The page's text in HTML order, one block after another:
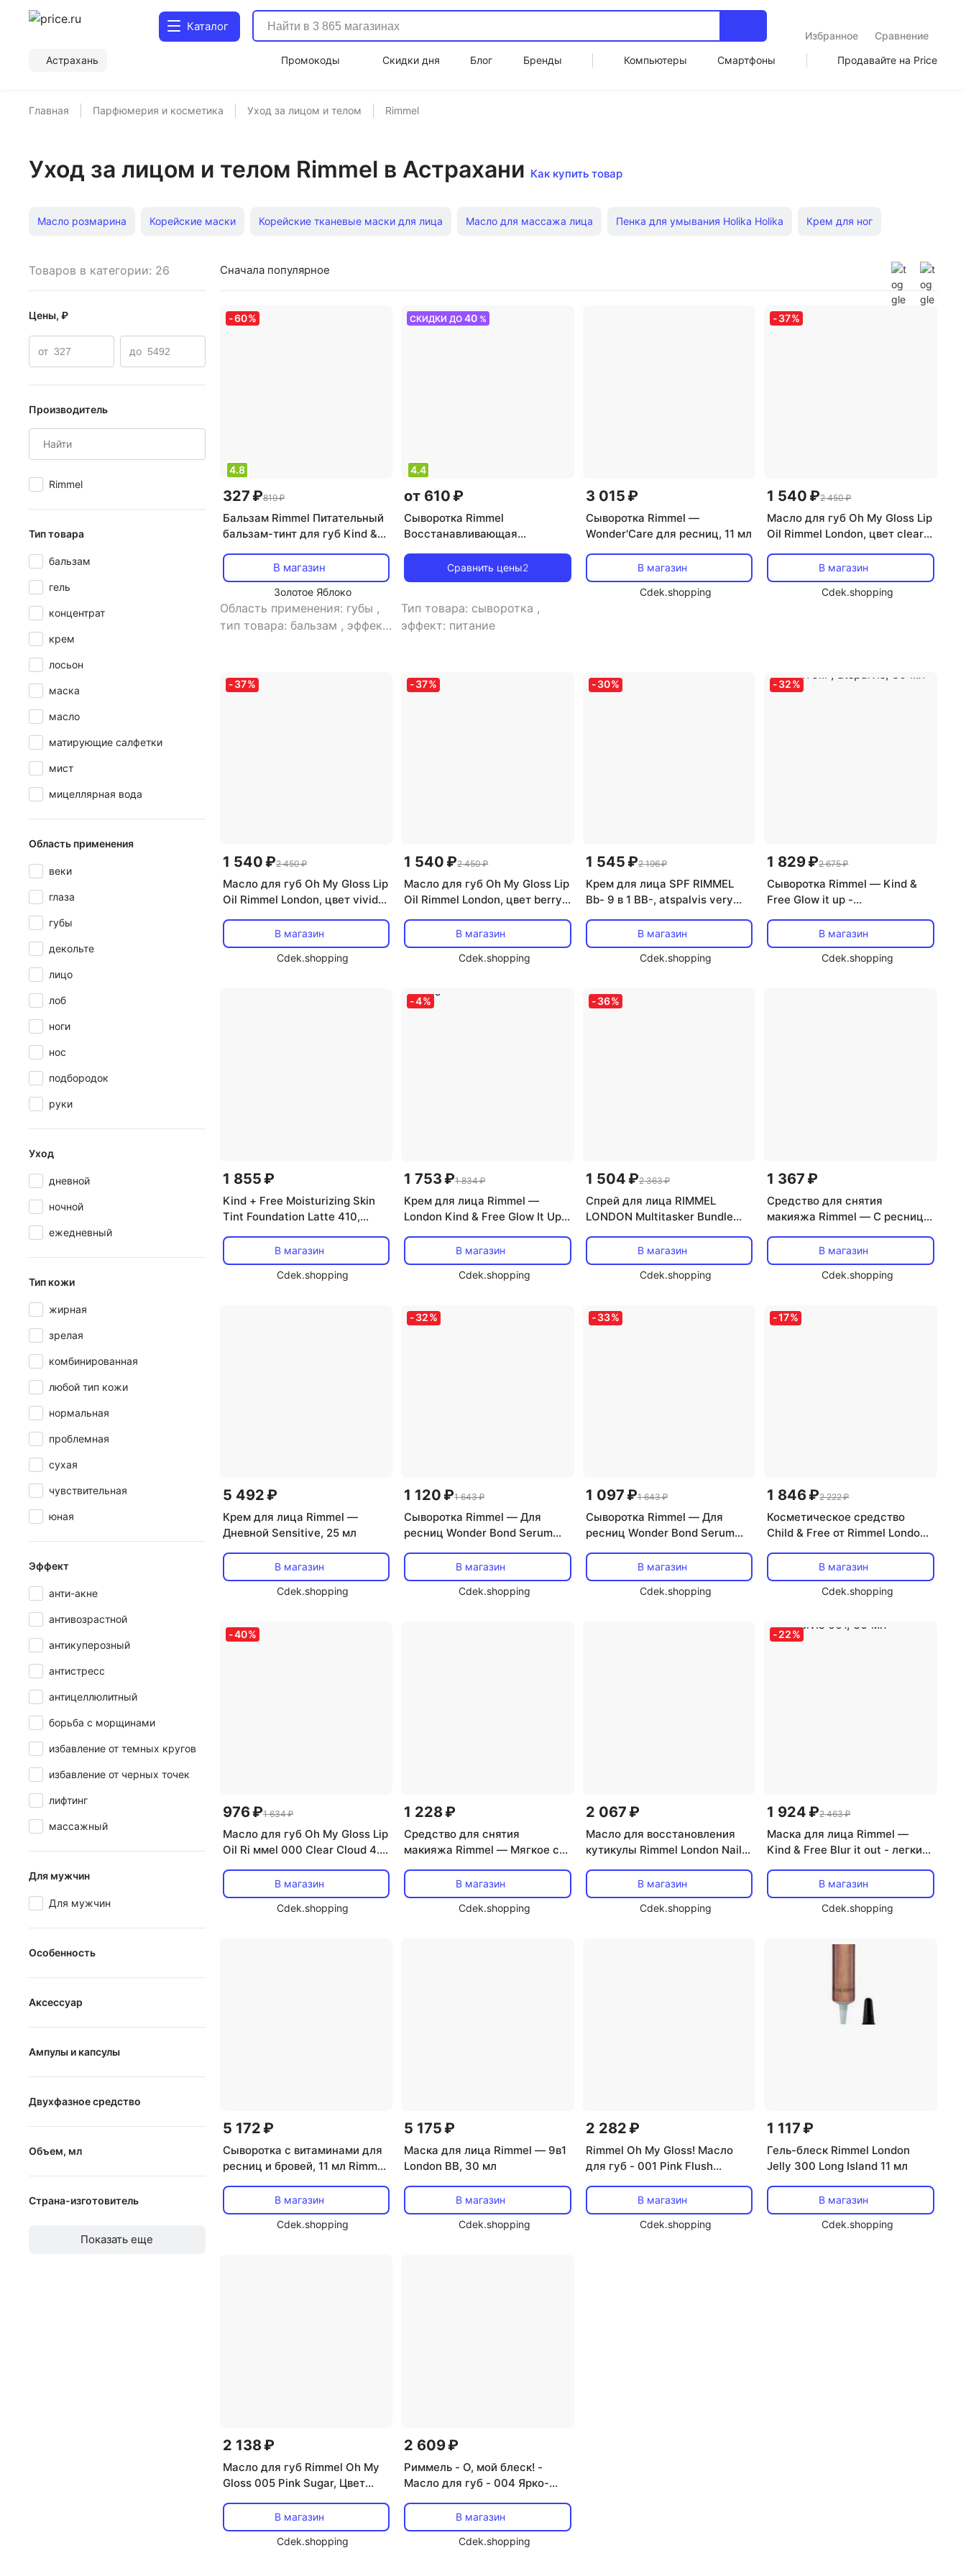
Каталог
Избранное
Сравнение
Астрахань
Промокоды Скидки дня Блог Бренды Компьютеры Смартфоны Продавайте на Price
Главная Парфюмерия и косметика Уход за лицом и телом Rimmel
Уход за лицом и телом Rimmel в Астрахани Как купить товар
Масло розмарина Корейские маски Корейские тканевые маски для лица Масло для массажа лица Пенка для умывания Holika Holika Крем для ног
Амарантовое масло Бальзам для тела Скраб для губ Пихтовое масло Масло для бровей Крем под глаза Гель для глаз Скрабы для тела
Товаров в категории: 26
Цены, ₽
от до
Производитель
Rimmel
Тип товара
бальзам
гель
концентрат
крем
лосьон
маска
масло
матирующие салфетки
мист
мицеллярная вода
Область применения
веки
глаза
губы
декольте
лицо
лоб
ноги
нос
подбородок
руки
Уход
дневной
ночной
ежедневный
Тип кожи
жирная
зрелая
комбинированная
любой тип кожи
нормальная
проблемная
сухая
чувствительная
юная
Эффект
анти-акне
антивозрастной
антикуперозный
антистресс
антицеллюлитный
борьба с морщинами
избавление от темных кругов
избавление от черных точек
лифтинг
массажный
Для мужчин
Для мужчин
Особенность
аптечная косметика
без аммиака
без минеральных масел
без отдушек
без спирта
без фтора
Аксессуар
спонж
щетка
кисть
чаша
Ампулы и капсулы
Ампулы и капсулы
Двухфазное средство
Двухфазное средство
Объем, мл
Страна-изготовитель
Показать еще
Сначала популярное
-60%
4.8
327 ₽819 ₽
Бальзам Rimmel Питательный
бальзам-тинт для губ Kind &
В магазин
Золотое Яблоко
Область применения: губы ,
тип товара: бальзам , эффект:
СКИДКИ ДО40 %
4.4
от 610 ₽
Сыворотка Rimmel
Восстанавливающая
бровей WONDER' SERUM 11 мл
Сравнить цены2
Тип товара: сыворотка ,
эффект: питание
3 015 ₽
Сыворотка Rimmel —
Wonder'Care для ресниц, 11 мл
В магазин
Cdek.shopping
-37%
1 540 ₽2 450 ₽
Масло для губ Oh My Gloss Lip
Oil Rimmel London, цвет clear
В магазин
Cdek.shopping
-37%
1 540 ₽2 450 ₽
Масло для губ Oh My Gloss Lip
Oil Rimmel London, цвет vivid
В магазин
Cdek.shopping
-37%
1 540 ₽2 450 ₽
Масло для губ Oh My Gloss Lip
Oil Rimmel London, цвет berry
В магазин
Cdek.shopping
-30%
1 545 ₽2 196 ₽
Крем для лица SPF RIMMEL
Bb- 9 в 1 BB-, atspalvis very
В магазин
Cdek.shopping
-32%
1 829 ₽2 675 ₽
Сыворотка Rimmel — Kind &
Free Glow it up -
текстурой и тонирующим
эффектом , atspalvis, 30 мл
В магазин
Cdek.shopping
1 855 ₽
Kind + Free Moisturizing Skin
Tint Foundation Latte 410,
В магазин
Cdek.shopping
-4%
1 753 ₽1 834 ₽
Крем для лица Rimmel —
London Kind & Free Glow It Up
Mocha - Soothes And Calms
В магазин
Cdek.shopping
-36%
1 504 ₽2 363 ₽
Спрей для лица RIMMEL
LONDON Multitasker Bundle
В магазин
Cdek.shopping
1 367 ₽
Средство для снятия
макияжа Rimmel — С ресниц
Remover, 6.5 мл
В магазин
Cdek.shopping
5 492 ₽
Крем для лица Rimmel —
Дневной Sensitive, 25 мл
В магазин
Cdek.shopping
-32%
1 120 ₽1 643 ₽
Сыворотка Rimmel — Для
ресниц Wonder Bond Serum
В магазин
Cdek.shopping
-33%
1 097 ₽1 643 ₽
Сыворотка Rimmel — Для
ресниц Wonder Bond Serum
В магазин
Cdek.shopping
-17%
1 846 ₽2 222 ₽
Косметическое средство
Child & Free от Rimmel London
В магазин
Cdek.shopping
-40%
976 ₽1 634 ₽
Масло для губ Oh My Gloss Lip
Oil Ri ммel 000 Clear Cloud 4.5
В магазин
Cdek.shopping
1 228 ₽
Средство для снятия
макияжа Rimmel — Мягкое с
В магазин
Cdek.shopping
2 067 ₽
Масло для восстановления
кутикулы Rimmel London Nail
В магазин
Cdek.shopping
-22%
1 924 ₽2 463 ₽
Маска для лица Rimmel —
Kind & Free Blur it out - легкий
с текстурой , atspalvis 001, 30
мл
В магазин
Cdek.shopping
5 172 ₽
Сыворотка с витаминами для
ресниц и бровей, 11 мл Rimmel,
В магазин
Cdek.shopping
5 175 ₽
Маска для лица Rimmel — 9в1
London BB, 30 мл
В магазин
Cdek.shopping
2 282 ₽
Rimmel Oh My Gloss! Масло
для губ - 001 Pink Flush
В магазин
Cdek.shopping
1 117 ₽
Гель-блеск Rimmel London
Jelly 300 Long Island 11 мл
В магазин
Cdek.shopping
2 138 ₽
Масло для губ Rimmel Oh My
Gloss 005 Pink Sugar, Цвет
В магазин
Cdek.shopping
2 609 ₽
Риммель - О, мой блеск! -
Масло для губ - 004 Ярко-
В магазин
Cdek.shopping